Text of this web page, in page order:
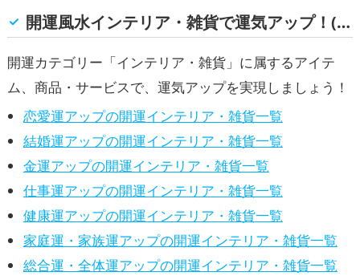
グッズ
仕事運アップ
開運風水インテリア・雑貨で運気アップ！(恋愛運, 結婚運, 金運, 仕事運, 健康運, 家庭運・家族運, 総合運・全体運)
開運カテゴリー「インテリア・雑貨」に属するアイテ
ム、商品・サービスで、運気アップを実現しましょう！
恋愛運アップの開運インテリア・雑貨一覧
結婚運アップの開運インテリア・雑貨一覧
金運アップの開運インテリア・雑貨一覧
仕事運アップの開運インテリア・雑貨一覧
健康運アップの開運インテリア・雑貨一覧
家庭運・家族運アップの開運インテリア・雑貨一覧
総合運・全体運アップの開運インテリア・雑貨一覧